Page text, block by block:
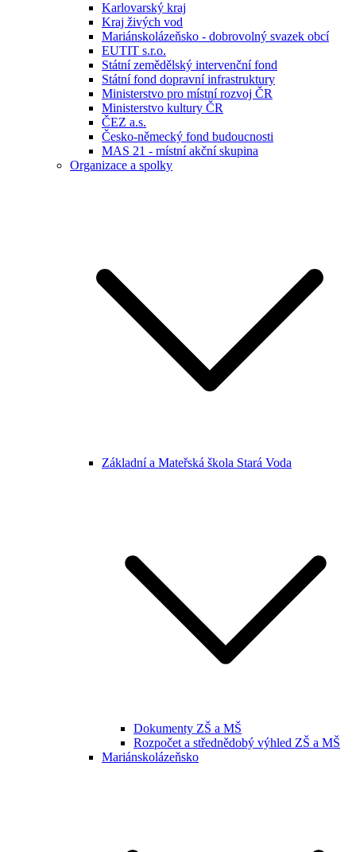
Karlovarský kraj
Kraj živých vod
Mariánskolázeňsko - dobrovolný svazek obcí
EUTIT s.r.o.
Státní zemědělský intervenční fond
Státní fond dopravní infrastruktury
Ministerstvo pro místní rozvoj ČR
Ministerstvo kultury ČR
ČEZ a.s.
Česko-německý fond budoucnosti
MAS 21 - místní akční skupina
Organizace a spolky
Základní a Mateřská škola Stará Voda
Dokumenty ZŠ a MŠ
Rozpočet a střednědobý výhled ZŠ a MŠ
Mariánskolázeňsko